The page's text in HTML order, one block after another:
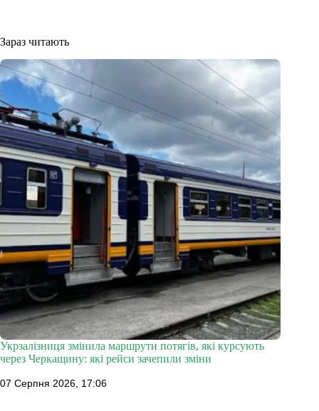
Зараз читають
Укрзалізниця змінила маршрути потягів, які курсують
через Черкащину: які рейси зачепили зміни
07 Серпня 2026, 17:06